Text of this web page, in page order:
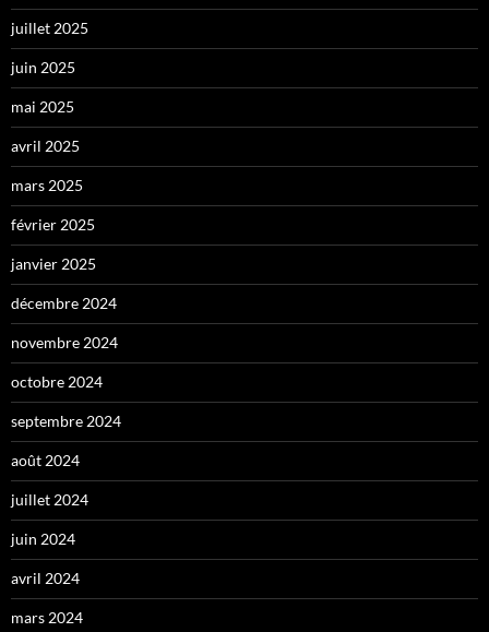
juillet 2025
juin 2025
mai 2025
avril 2025
mars 2025
février 2025
janvier 2025
décembre 2024
novembre 2024
octobre 2024
septembre 2024
août 2024
juillet 2024
juin 2024
avril 2024
mars 2024